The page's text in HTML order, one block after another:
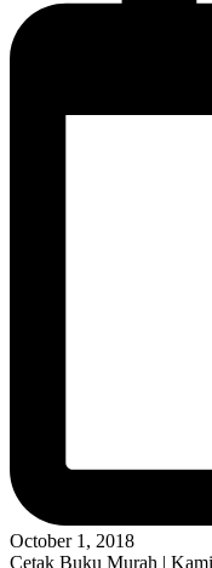
October 1, 2018
Cetak Buku Murah |